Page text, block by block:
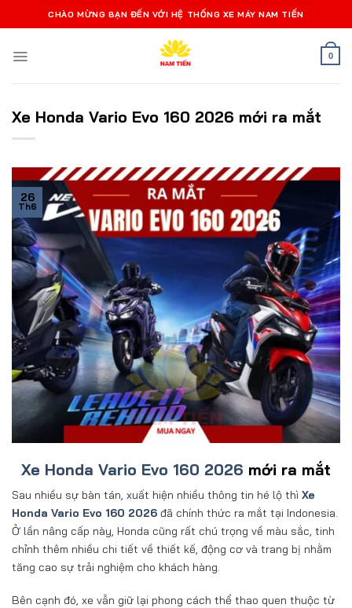
qua
dung
CHÀO MỪNG BẠN ĐẾN VỚI HỆ THỐNG XE MÁY NAM TIẾN
0
Xe Honda Vario Evo 160 2026 mới ra mắt
26
Th6
Xe Honda Vario Evo 160 2026 mới ra mắt
Sau nhiều sự bàn tán, xuất hiện nhiều thông tin hé lộ thì Xe
Honda Vario Evo 160 2026 đã chính thức ra mắt tại Indonesia.
Ở lần nâng cấp này, Honda cũng rất chú trọng về màu sắc, tinh
chỉnh thêm nhiều chi tiết về thiết kế, động cơ và trang bị nhằm
tăng cao sự trải nghiệm cho khách hàng.
Bên cạnh đó, xe vẫn giữ lại phong cách thể thao quen thuộc từ